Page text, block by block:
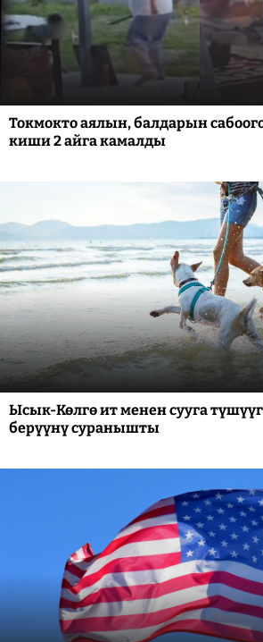
Токмокто аялын, балдарын
киши 2 айга камалды
Ысык-Көлгө ит менен сууга
берүүнү суранышты